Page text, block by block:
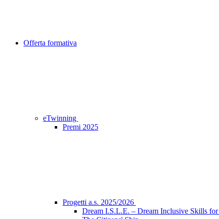
Offerta formativa
eTwinning
Premi 2025
Progetti a.s. 2025/2026
Dream I.S.L.E. – Dream Inclusive Skills